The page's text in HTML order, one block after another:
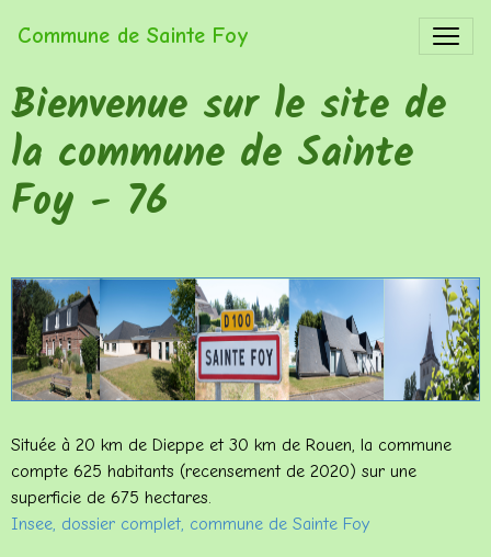
Commune de Sainte Foy
Bienvenue sur le site de
la commune de Sainte
Foy - 76
Située à 20 km de Dieppe et 30 km de Rouen, la commune
compte 625 habitants (recensement de 2020) sur une
superficie de 675 hectares.
Insee, dossier complet, commune de Sainte Foy